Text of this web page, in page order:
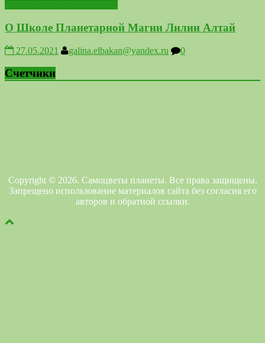
О Школе Планетарной Магии Лилии Алтай
27.05.2021 galina.elbakan@yandex.ru 0
Счетчики
Copyright © 2026. Самоцветы планеты. Все права защищены.
Запрещено использование материалов сайта без согласия его
авторов и обратной ссылки.